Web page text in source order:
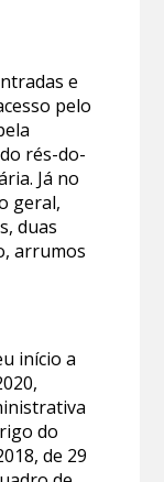
e
pelo
rés-do-
Já no
geral,
duas
arrumos
início a
do
de 29